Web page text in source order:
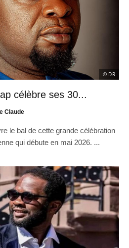
© DR
célèbre ses 30...
Claude
le bal de cette grande célébration
qui débute en mai 2026. ...